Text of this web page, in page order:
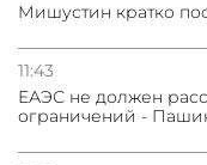
Мишустин кратко
11:43
ЕАЭС не должен
ограничений -